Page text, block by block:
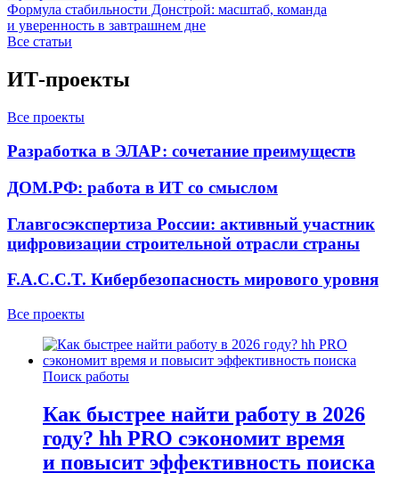
Формула стабильности Донстрой: масштаб, команда
и уверенность в завтрашнем дне
Все статьи
ИТ-проекты
Все проекты
Разработка в ЭЛАР: сочетание преимуществ
ДОМ.РФ: работа в ИТ со смыслом
Главгосэкспертиза России: активный участник
цифровизации строительной отрасли страны
F.A.C.C.T. Кибербезопасность мирового уровня
Все проекты
Поиск работы
Как быстрее найти работу в 2026
году? hh PRO сэкономит время
и повысит эффективность поиска